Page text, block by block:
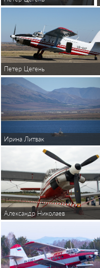
Петeр Цегень
Ирина Литвак
Александр Николаев